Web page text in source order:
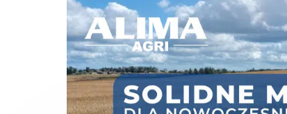
Przejdź do treści